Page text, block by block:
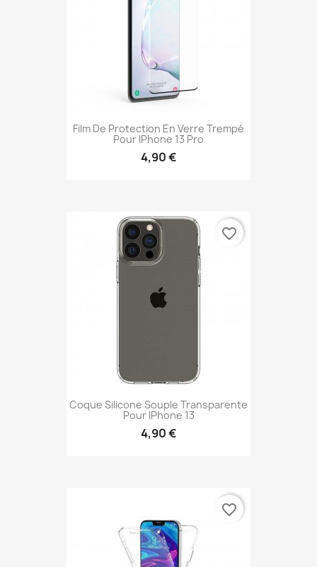
Film De Protection En Verre Trempé
Pour IPhone 13 Pro
4,90 €
Coque Silicone Souple Transparente
Pour IPhone 13
4,90 €
favorite_border
favorite_border